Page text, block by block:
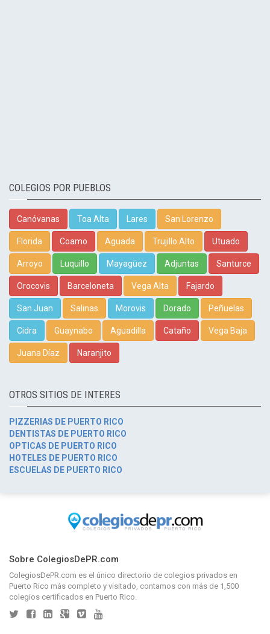
COLEGIOS POR PUEBLOS
Canóvanas Toa Alta Lares San Lorenzo
Florida Coamo Aguada Trujillo Alto Utuado
Arroyo Luquillo Mayagüez Adjuntas Santurce
Orocovis Barceloneta Vega Alta Fajardo
San Juan Salinas Morovis Dorado Peñuelas
Cidra Guaynabo Aguadilla Cataño Vega Baja
Juana Díaz Naranjito
OTROS SITIOS DE INTERES
PIZZERIAS DE PUERTO RICO
DENTISTAS DE PUERTO RICO
OPTICAS DE PUERTO RICO
HOTELES DE PUERTO RICO
ESCUELAS DE PUERTO RICO
Sobre ColegiosDePR.com
ColegiosDePR.com es el único directorio de colegios privados en
Puerto Rico más completo y visitado, contamos con más de 1,500
colegios certificados en Puerto Rico.